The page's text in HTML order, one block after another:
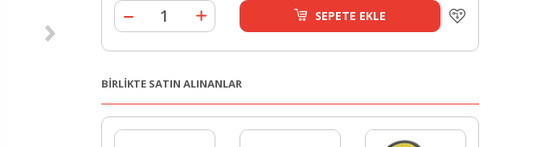
SEPETE EKLE
BİRLİKTE SATIN ALINANLAR